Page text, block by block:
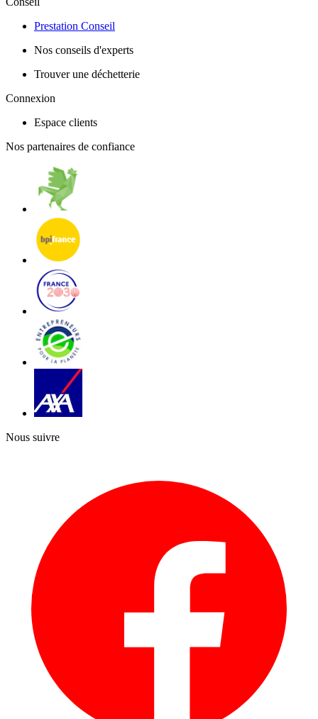
Prestation Conseil
Nos conseils d'experts
Trouver une déchetterie
Connexion
Espace clients
Nos partenaires de confiance
Nous suivre